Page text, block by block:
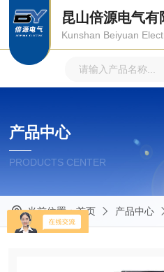
昆山倍源电气有
Kunshan Beiyuan
产品中心
PRODUCTS CENTER
当前位置：首页 产品中心